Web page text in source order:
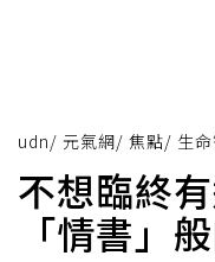
udn/ 元氣網/ 焦點/ 生
不想臨終
「情書」